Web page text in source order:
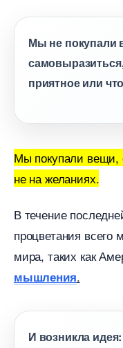
Мы не покупали
приятное или
Мы покупали вещи,
не на желаниях.
течение
процветания всего
мира, таких как
мышления.
И возникла